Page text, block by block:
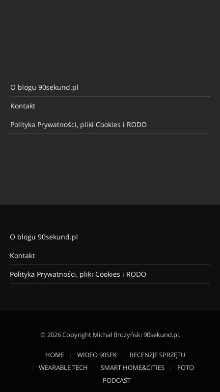
O blogu 90sekund.pl
Kontakt
Polityka Prywatności, pliki Cookies i RODO
O blogu 90sekund.pl
Kontakt
Polityka Prywatności, pliki Cookies i RODO
© 2026 Copyright Michał Brożyński90sekund.pl.
HOME WIDEO 90SEK
RECENZJE SPRZĘTU
WEARABLE TECH
SMART HOME&CITIES
FOTO
PODCAST